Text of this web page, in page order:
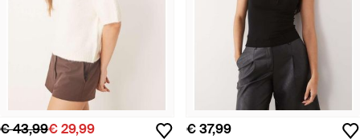
€ 43,99€ 29,99 € 37,99